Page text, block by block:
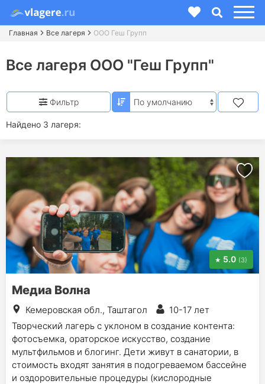
Главная Все лагеря ООО Геш Групп
Все лагеря ООО "Геш Групп"
Найдено 3 лагеря:
Фильтр
5.0 (3)
Медиа Волна
Кемеровская обл., Таштагол
10-17 лет
Творческий лагерь с уклоном в создание контента:
фотосъемка, ораторское искусство, создание
мультфильмов и блогинг. Дети живут в санатории, в
стоимость входят занятия в подогреваемом бассейне
и оздоровительные процедуры (кислородные